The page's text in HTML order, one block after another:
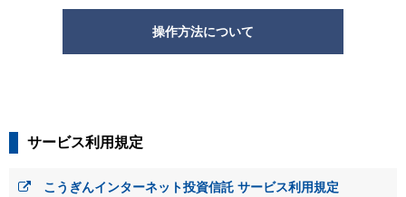
操作方法について
サービス利用規定
こうぎんインターネット投資信託 サービス利用規定